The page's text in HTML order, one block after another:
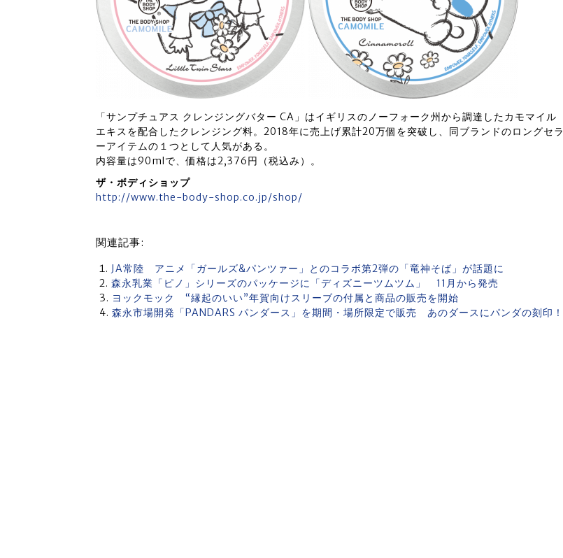
「サンプチュアス クレンジングバター CA」はイギリスのノーフォーク州から調達したカモマイル
エキスを配合したクレンジング料。2018年に売上げ累計20万個を突破し、同ブランドのロングセラ
ーアイテムの１つとして人気がある。
内容量は90mlで、価格は2,376円（税込み）。
ザ・ボディショップ
http://www.the-body-shop.co.jp/shop/
関連記事:
JA常陸 アニメ「ガールズ&パンツァー」とのコラボ第2弾の「竜神そば」が話題に
森永乳業「ピノ」シリーズのパッケージに「ディズニーツムツム」 11月から発売
ヨックモック “縁起のいい”年賀向けスリーブの付属と商品の販売を開始
森永市場開発「PANDARS パンダース」を期間・場所限定で販売 あのダースにパンダの刻印！